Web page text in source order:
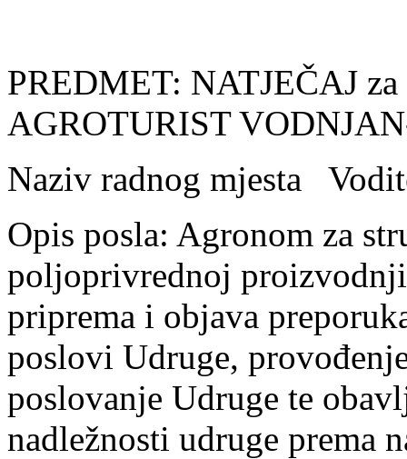
PREDMET: NATJEČAJ
AGROTURIST
Naziv radnog mjesta
Opis posla: Agronom za
poljoprivrednoj
priprema i objava
poslovi Udruge,
poslovanje Udruge te
nadležnosti udruge prema